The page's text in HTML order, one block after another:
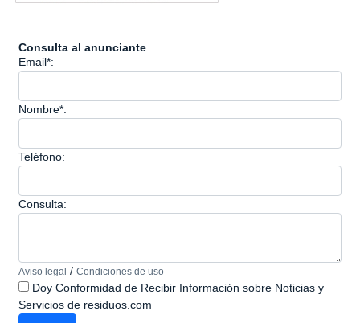
Consulta al anunciante
Email*:
Nombre*:
Teléfono:
Consulta:
Aviso legal / Condiciones de uso
Doy Conformidad de Recibir Información sobre Noticias y
Servicios de residuos.com